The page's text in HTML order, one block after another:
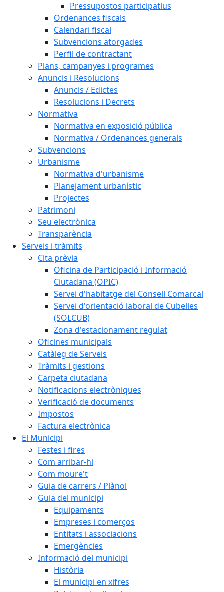
Pressupostos participatius
Ordenances fiscals
Calendari fiscal
Subvencions atorgades
Perfil de contractant
Plans, campanyes i programes
Anuncis i Resolucions
Anuncis / Edictes
Resolucions i Decrets
Normativa
Normativa en exposició pública
Normativa / Ordenances generals
Subvencions
Urbanisme
Normativa d'urbanisme
Planejament urbanístic
Projectes
Patrimoni
Seu electrònica
Transparència
Serveis i tràmits
Cita prèvia
Oficina de Participació i Informació
Ciutadana (OPIC)
Servei d'habitatge del Consell Comarcal
Servei d'orientació laboral de Cubelles
(SOLCUB)
Zona d'estacionament regulat
Oficines municipals
Catàleg de Serveis
Tràmits i gestions
Carpeta ciutadana
Notificacions electròniques
Verificació de documents
Impostos
Factura electrònica
El Municipi
Festes i fires
Com arribar-hi
Com moure't
Guia de carrers / Plànol
Guia del municipi
Equipaments
Empreses i comerços
Entitats i associacions
Emergències
Informació del municipi
Història
El municipi en xifres